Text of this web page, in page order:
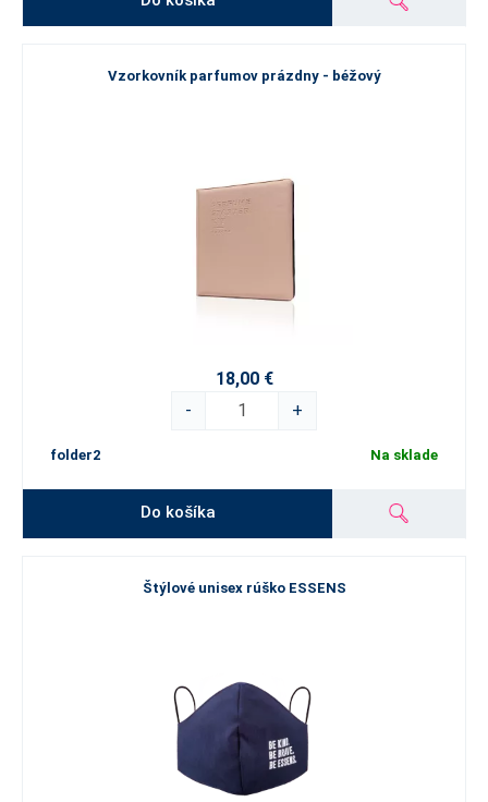
Vzorkovník parfumov prázdny - béžový
18,00 €
-
+
folder2 Na sklade
Do košíka
Štýlové unisex rúško ESSENS